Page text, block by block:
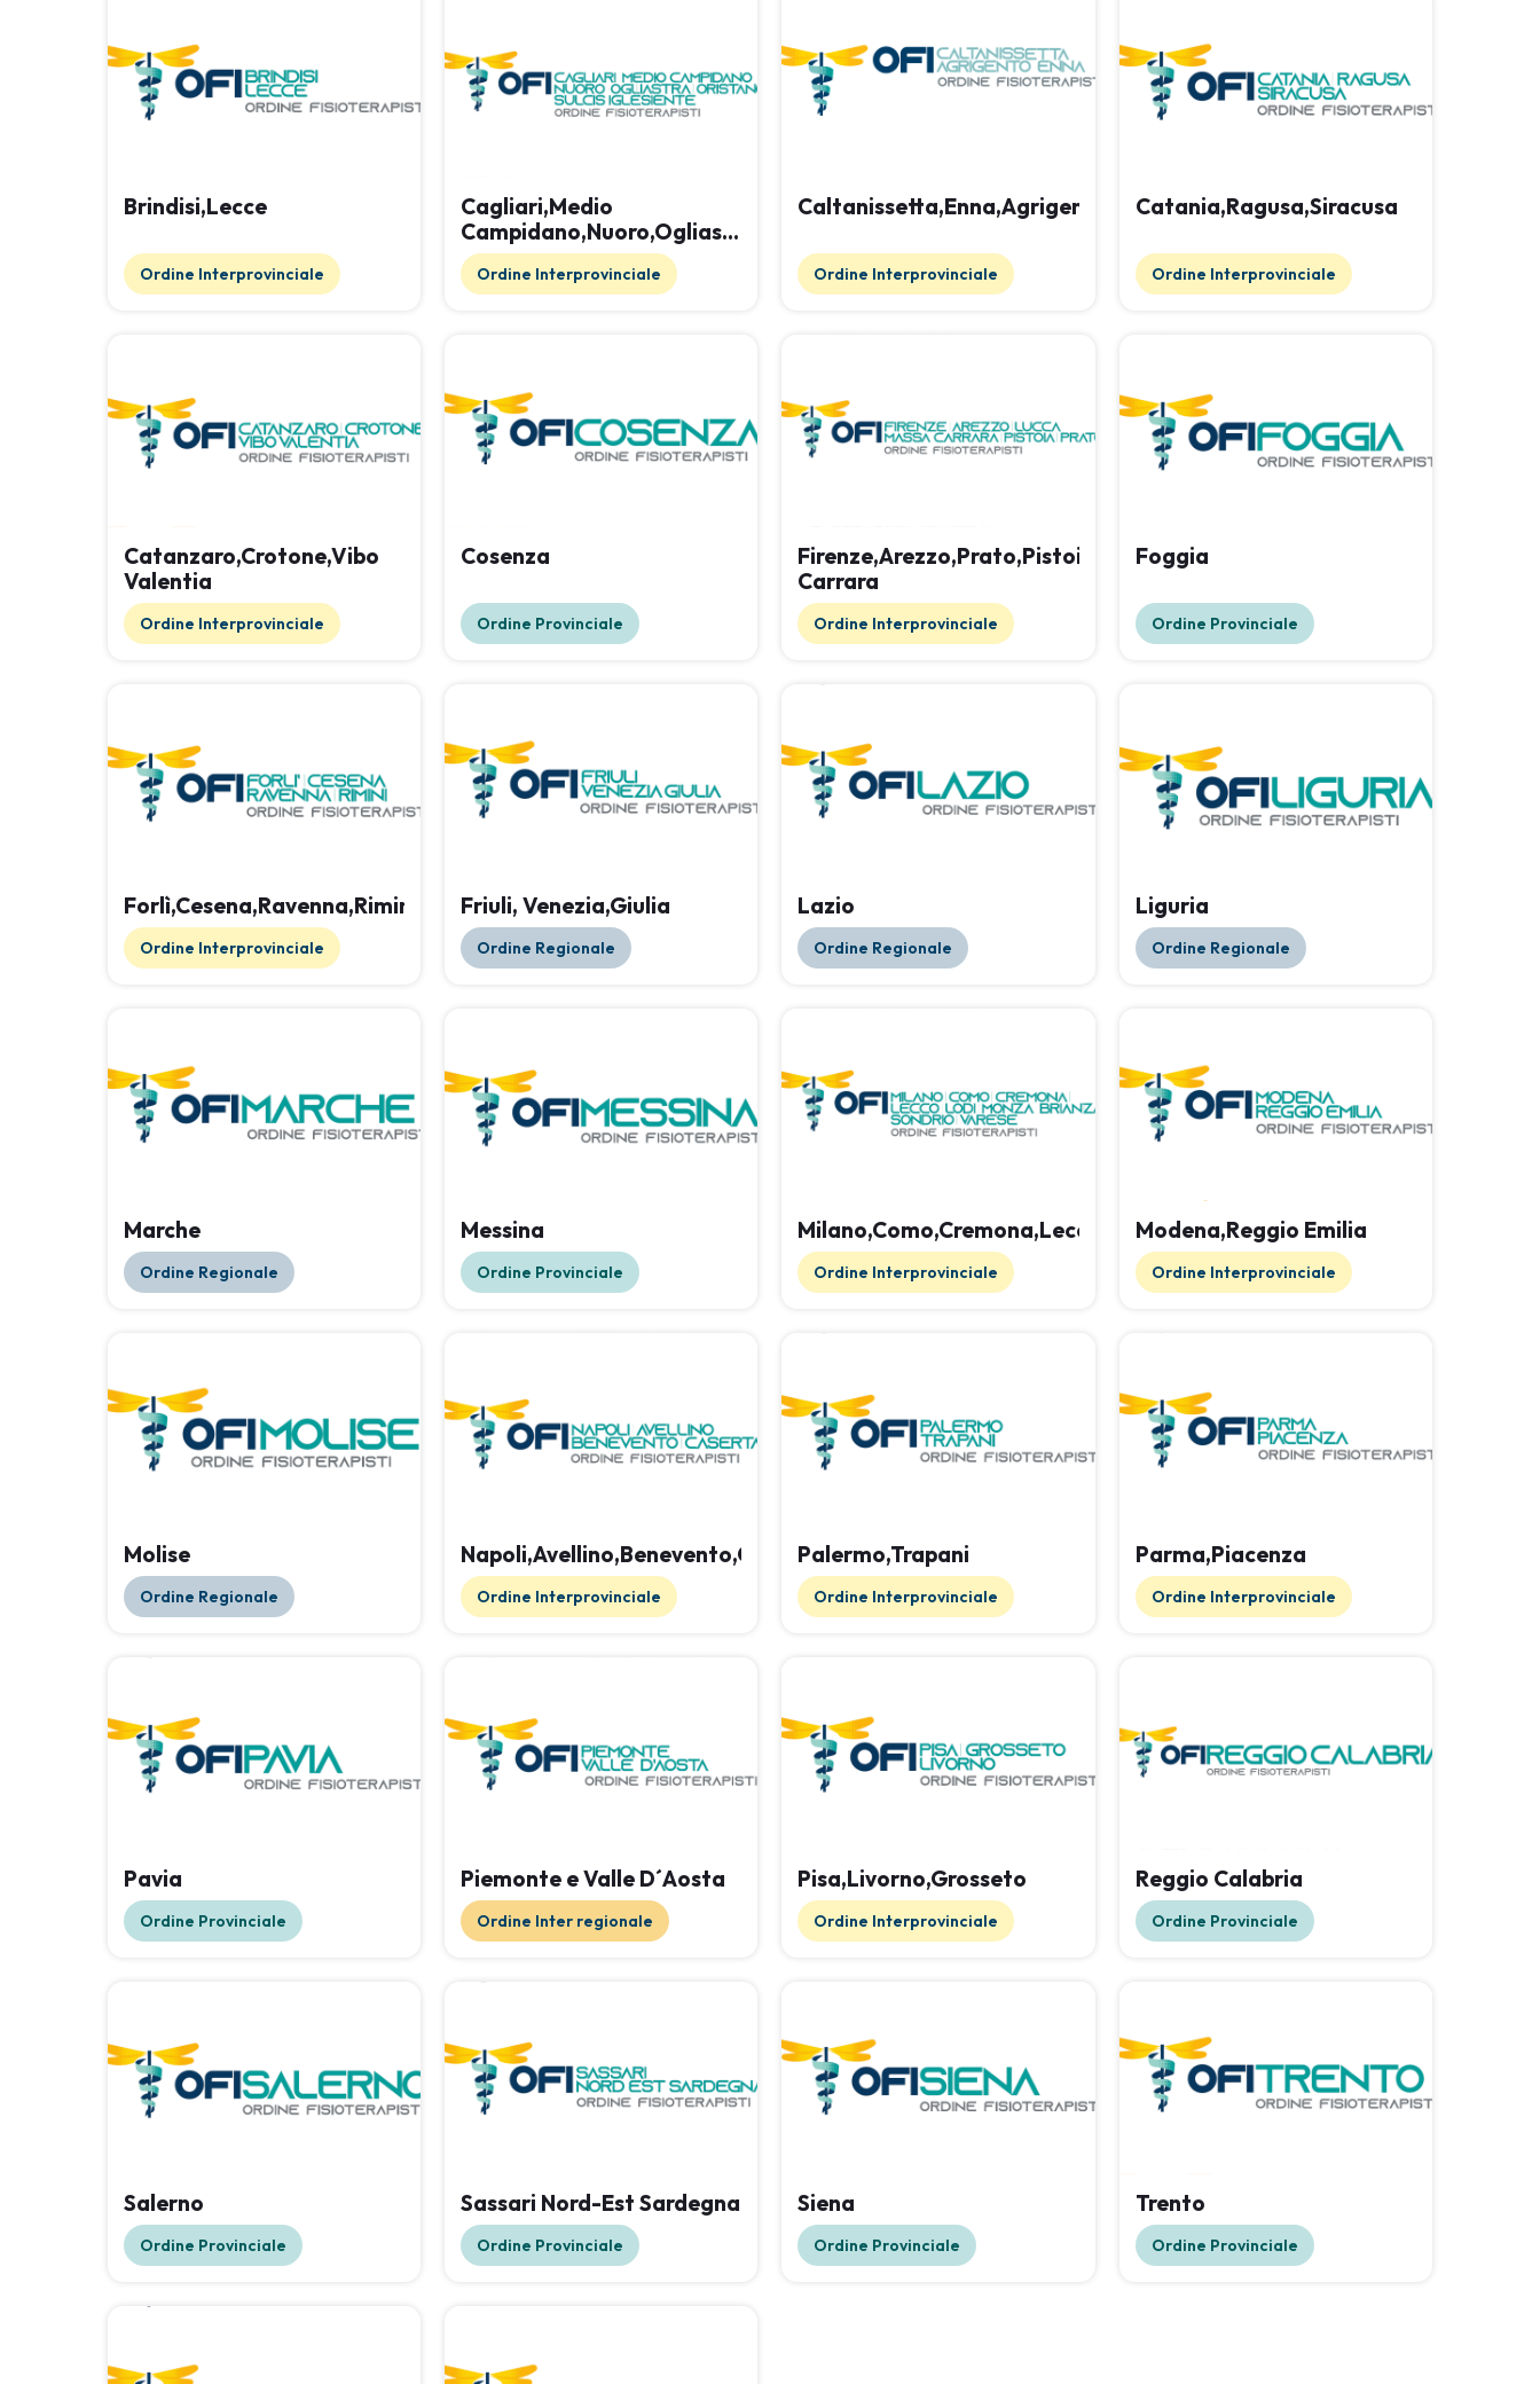
Brindisi,Lecce
Ordine Interprovinciale
Cagliari,Medio
Campidano,Nuoro,Ogliastra,Oristano,Sulcis
Iglesiente
Ordine Interprovinciale
Caltanissetta,Enna,Agrigento
Ordine Interprovinciale
Catania,Ragusa,Siracusa
Ordine Interprovinciale
Catanzaro,Crotone,Vibo
Valentia
Ordine Interprovinciale
Cosenza
Ordine Provinciale
Firenze,Arezzo,Prato,Pistoia,Lucca,Massa
Carrara
Ordine Interprovinciale
Foggia
Ordine Provinciale
Forlì,Cesena,Ravenna,Rimini
Ordine Interprovinciale
Friuli, Venezia,Giulia
Ordine Regionale
Lazio
Ordine Regionale
Liguria
Ordine Regionale
Marche
Ordine Regionale
Messina
Ordine Provinciale
Milano,Como,Cremona,Lecco,Lodi,Monza,Brianza,Sondrio,Varese
Ordine Interprovinciale
Modena,Reggio Emilia
Ordine Interprovinciale
Molise
Ordine Regionale
Napoli,Avellino,Benevento,Caserta
Ordine Interprovinciale
Palermo,Trapani
Ordine Interprovinciale
Parma,Piacenza
Ordine Interprovinciale
Pavia
Ordine Provinciale
Piemonte e Valle D´Aosta
Ordine Inter regionale
Pisa,Livorno,Grosseto
Ordine Interprovinciale
Reggio Calabria
Ordine Provinciale
Salerno
Ordine Provinciale
Sassari Nord-Est Sardegna
Ordine Provinciale
Siena
Ordine Provinciale
Trento
Ordine Provinciale